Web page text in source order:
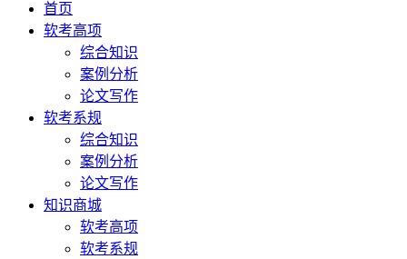
首页
软考高项
综合知识
案例分析
论文写作
软考系规
综合知识
案例分析
论文写作
知识商城
软考高项
软考系规